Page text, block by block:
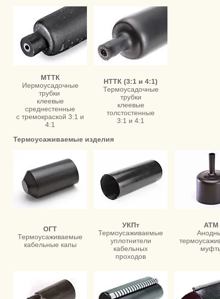
МТТК
Иермоусадочные
трубки
клеевые
среднестенные
с тремокраской 3:1 и
4:1
НТТК (3:1 и 4:1)
Термоусадочные
трубки
клеевые
толстостенные
3:1 и 4:1
Термоусаживаемые изделия
ОГТ
Термоусаживаемые
кабельные капы
УКПт
Термоусаживаемые
уплотнители
кабельных
проходов
АТМ